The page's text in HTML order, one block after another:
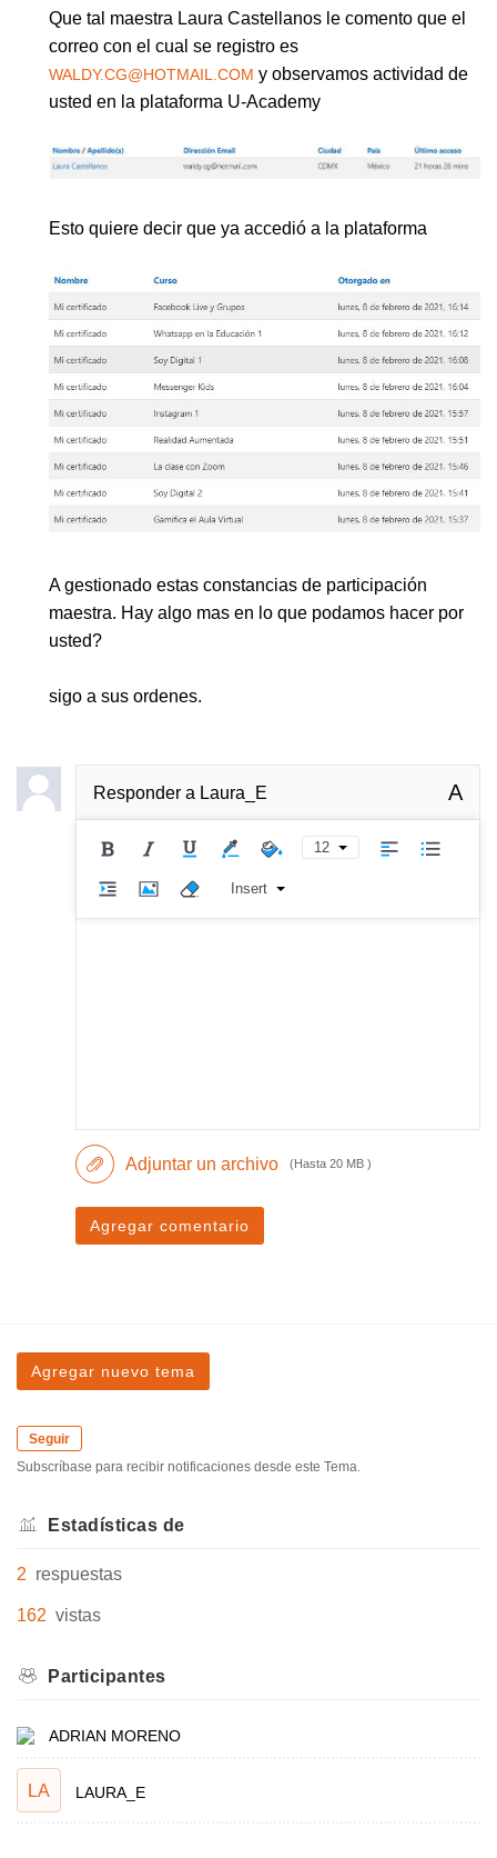
Que tal maestra Laura Castellanos le comento que el
correo con el cual se registro es
WALDY.CG@HOTMAIL.COM y observamos actividad de
usted en la plataforma U-Academy
Esto quiere decir que ya accedió a la plataforma
A gestionado estas constancias de participación
maestra. Hay algo mas en lo que podamos hacer por
usted?
sigo a sus ordenes.
Responder a Laura_E A
12
Insert
Adjuntar un archivo (Hasta 20 MB )
Agregar comentario
Agregar nuevo tema
Seguir
Subscríbase para recibir notificaciones desde este Tema.
Estadísticas de
2 respuestas
162 vistas
Participantes
ADRIAN MORENO
LA LAURA_E